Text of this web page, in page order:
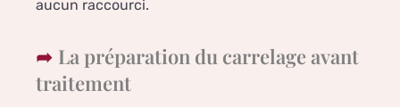
aucun raccourci.
La préparation du carrelage avant
traitement